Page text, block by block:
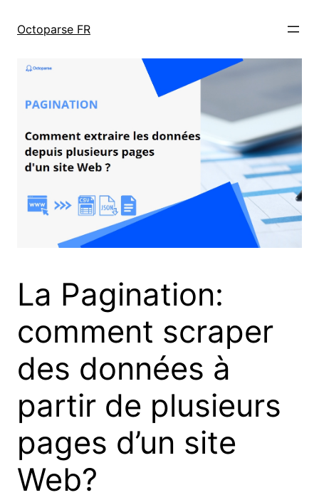
Octoparse FR
La Pagination:
comment scraper
des données à
partir de plusieurs
pages d’un site
Web?